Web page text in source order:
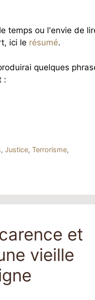
temps ou l'envie de
ici le résumé.
quelques
:
,Justice,Terrorisme,
et
vieille